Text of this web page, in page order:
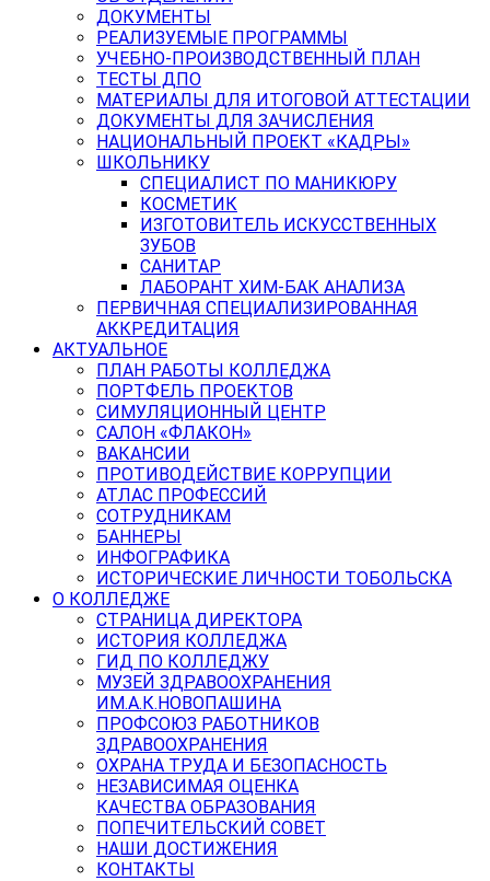
ДОКУМЕНТЫ
РЕАЛИЗУЕМЫЕ ПРОГРАММЫ
УЧЕБНО-ПРОИЗВОДСТВЕННЫЙ ПЛАН
ТЕСТЫ ДПО
МАТЕРИАЛЫ ДЛЯ ИТОГОВОЙ АТТЕСТАЦИИ
ДОКУМЕНТЫ ДЛЯ ЗАЧИСЛЕНИЯ
НАЦИОНАЛЬНЫЙ ПРОЕКТ «КАДРЫ»
ШКОЛЬНИКУ
СПЕЦИАЛИСТ ПО МАНИКЮРУ
КОСМЕТИК
ИЗГОТОВИТЕЛЬ ИСКУССТВЕННЫХ
ЗУБОВ
САНИТАР
ЛАБОРАНТ ХИМ-БАК АНАЛИЗА
ПЕРВИЧНАЯ СПЕЦИАЛИЗИРОВАННАЯ
АККРЕДИТАЦИЯ
АКТУАЛЬНОЕ
ПЛАН РАБОТЫ КОЛЛЕДЖА
ПОРТФЕЛЬ ПРОЕКТОВ
СИМУЛЯЦИОННЫЙ ЦЕНТР
САЛОН «ФЛАКОН»
ВАКАНСИИ
ПРОТИВОДЕЙСТВИЕ КОРРУПЦИИ
АТЛАС ПРОФЕССИЙ
СОТРУДНИКАМ
БАННЕРЫ
ИНФОГРАФИКА
ИСТОРИЧЕСКИЕ ЛИЧНОСТИ ТОБОЛЬСКА
О КОЛЛЕДЖЕ
СТРАНИЦА ДИРЕКТОРА
ИСТОРИЯ КОЛЛЕДЖА
ГИД ПО КОЛЛЕДЖУ
МУЗЕЙ ЗДРАВООХРАНЕНИЯ
ИМ.А.К.НОВОПАШИНА
ПРОФСОЮЗ РАБОТНИКОВ
ЗДРАВООХРАНЕНИЯ
ОХРАНА ТРУДА И БЕЗОПАСНОСТЬ
НЕЗАВИСИМАЯ ОЦЕНКА
КАЧЕСТВА ОБРАЗОВАНИЯ
ПОПЕЧИТЕЛЬСКИЙ СОВЕТ
НАШИ ДОСТИЖЕНИЯ
КОНТАКТЫ